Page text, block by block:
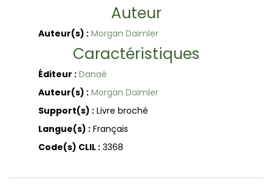
Auteur
Auteur(s) : Morgan Daimler
Caractéristiques
Éditeur : Danaé
Auteur(s) : Morgan Daimler
Support(s) :Livre broché
Langue(s) :Français
Code(s) CLIL :3368